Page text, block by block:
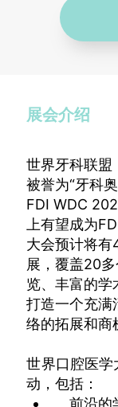
展会介绍
世界牙科联盟
被誉为“牙科
FDI WDC
上有望成为
大会预计将
展，覆盖20
览、丰富的学
打造一个充满
络的拓展和商
世界口腔医
动，包括：
前沿的